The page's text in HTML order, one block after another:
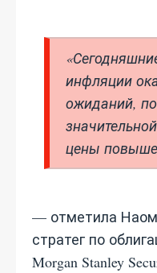
инфляции
ожиданий,
цены
— отметила
стратег по
Morgan Stanley